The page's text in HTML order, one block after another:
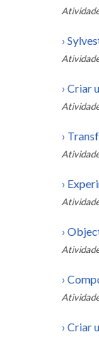
›
› Criar
›
›
›
›
› Criar